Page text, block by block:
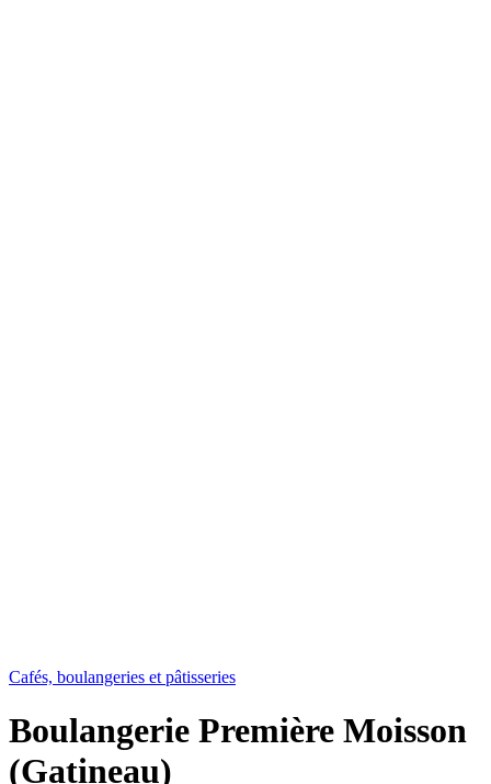
Cafés, boulangeries et pâtisseries
Boulangerie Première Moisson
(Gatineau)